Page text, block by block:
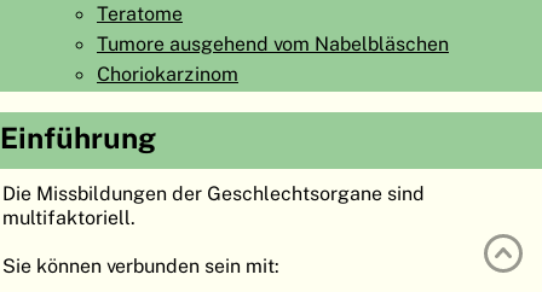
Teratome
Tumore ausgehend vom Nabelbläschen
Choriokarzinom
Einführung
Die Missbildungen der Geschlechtsorgane sind
multifaktoriell.
Sie können verbunden sein mit: